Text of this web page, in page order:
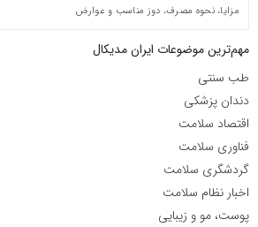
مزایا، نحوه مصرف، دوز مناسب و عوارض
مهم‌ترین موضوعات ایران مدیکال
طب سنتی
دندان پزشکی
اقتصاد سلامت
فناوری سلامت
گردشگری سلامت
اخبار نظام سلامت
پوست، مو و زیبایی